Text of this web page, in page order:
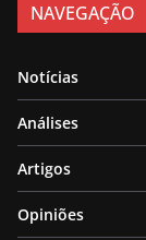
NAVEGAÇÃO
Notícias
Análises
Artigos
Opiniões